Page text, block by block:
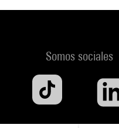
Somos sociales